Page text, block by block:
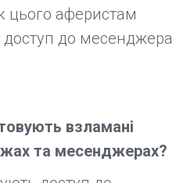
цього аферистам
доступ до месенджера
взламані
та месенджерах?